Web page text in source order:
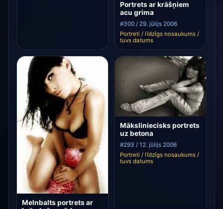
Portrets ar krāšņiem
acu grima
#300 / 29. jūlijs 2006
Portreti / līdzīgs nosaukums /
tuvs datums
Melnbalts portrets ar
Māksliniecisks portrets
uz betona
#293 / 12. jūlijs 2006
Portreti / līdzīgs nosaukums /
tuvs datums